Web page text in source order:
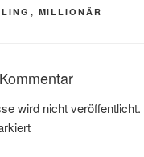
, MILLIONÄR
wird nicht veröffentlicht.